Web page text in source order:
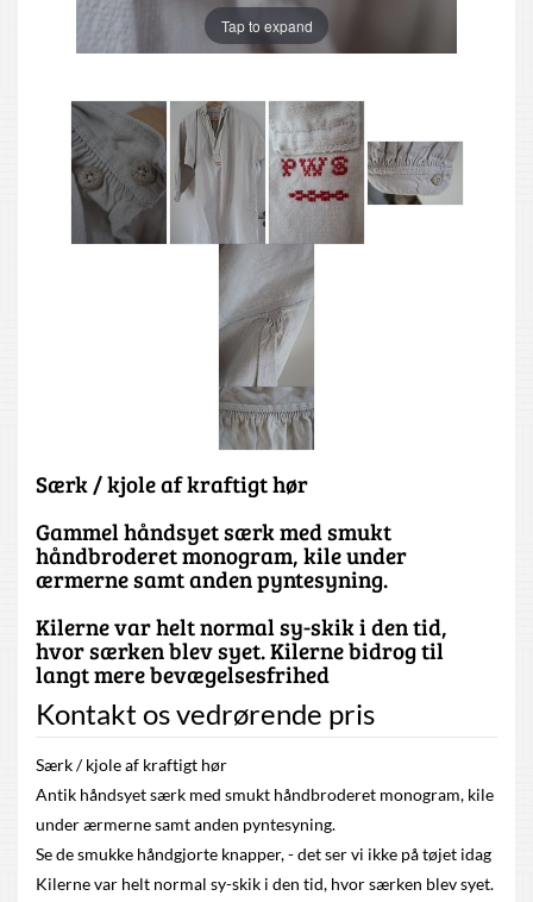
Tap to expand
Særk / kjole af kraftigt hør
Gammel håndsyet særk med smukt
håndbroderet monogram, kile under
ærmerne samt anden pyntesyning.
Kilerne var helt normal sy-skik i den tid,
hvor særken blev syet. Kilerne bidrog til
langt mere bevægelsesfrihed
Kontakt os vedrørende pris
Særk / kjole af kraftigt hør
Antik håndsyet særk med smukt håndbroderet monogram, kile
under ærmerne samt anden pyntesyning.
Se de smukke håndgjorte knapper, - det ser vi ikke på tøjet idag
Kilerne var helt normal sy-skik i den tid, hvor særken blev syet.